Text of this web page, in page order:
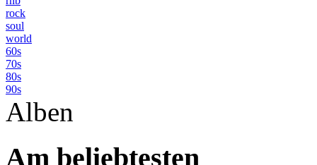
rock
soul
world
60s
70s
80s
90s
Alben
Am beliebtesten